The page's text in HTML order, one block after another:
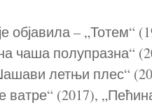
објавила – „Тотем“
чаша полупразна“
летњи плес“
ватре“ (2017),